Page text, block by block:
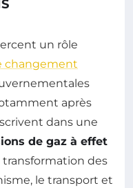
un rôle
changement
après
dans une
de gaz à effet
transformation des
le transport et